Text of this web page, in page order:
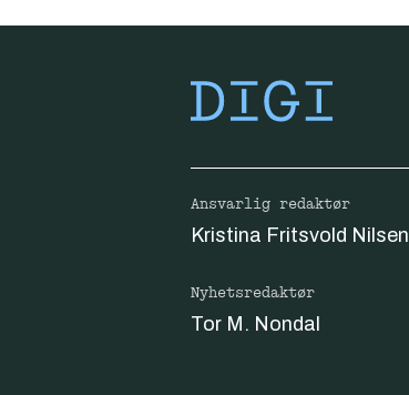
Ansvarlig redaktør
Kristina Fritsvold Nilsen
Nyhetsredaktør
Tor M. Nondal